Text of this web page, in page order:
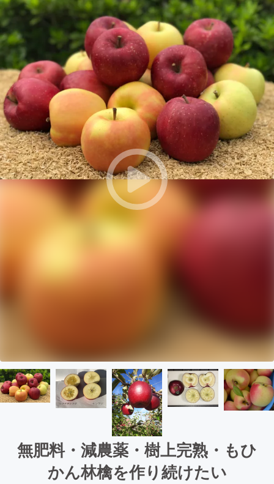
無肥料・減農薬・樹上完熟・もひ
かん林檎を作り続けたい